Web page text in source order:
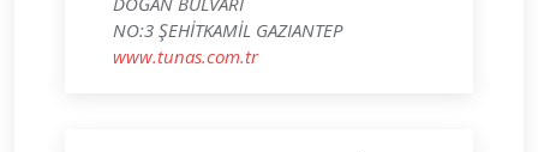
NO:3 ŞEHİTKAMİL GAZIANTEP
www.tunas.com.tr